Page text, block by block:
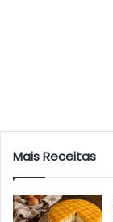
Mais Receitas